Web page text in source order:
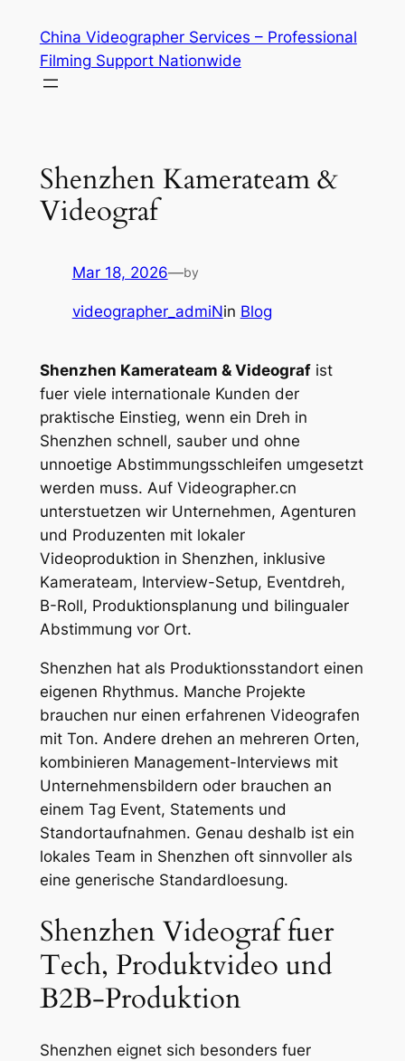
content
China Videographer Services – Professional
Filming Support Nationwide
Shenzhen Kamerateam &
Videograf
Mar 18, 2026—by
videographer_admiNin Blog
Shenzhen Kamerateam & Videografist
fuer viele internationale Kunden der
praktische Einstieg, wenn ein Dreh in
Shenzhen schnell, sauber und ohne
unnoetige Abstimmungsschleifen umgesetzt
werden muss. Auf Videographer.cn
unterstuetzen wir Unternehmen, Agenturen
und Produzenten mit lokaler
Videoproduktion in Shenzhen, inklusive
Kamerateam, Interview-Setup, Eventdreh,
B-Roll, Produktionsplanung und bilingualer
Abstimmung vor Ort.
Shenzhen hat als Produktionsstandort einen
eigenen Rhythmus. Manche Projekte
brauchen nur einen erfahrenen Videografen
mit Ton. Andere drehen an mehreren Orten,
kombinieren Management-Interviews mit
Unternehmensbildern oder brauchen an
einem Tag Event, Statements und
Standortaufnahmen. Genau deshalb ist ein
lokales Team in Shenzhen oft sinnvoller als
eine generische Standardloesung.
Shenzhen Videograf fuer
Tech, Produktvideo und
B2B-Produktion
Shenzhen eignet sich besonders fuer